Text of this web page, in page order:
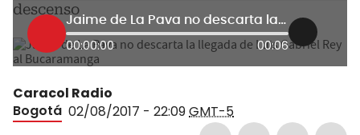
descenso
Jaime de La Pava no descarta la llegada de Luis Gabriel Rey al Bucaramanga
00:00:00 00:06
Caracol Radio
Bogotá 02/08/2017 - 22:09GMT-5